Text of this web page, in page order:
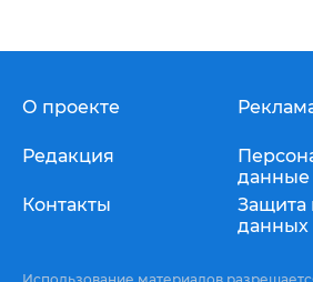
О проекте
Редакция
Контакты
данные
Защита
данных